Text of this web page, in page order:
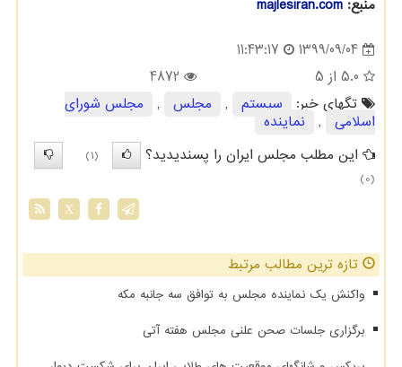
منبع: majlesiran.com
1399/09/04
11:43:17
5.0 از 5
4872
تگهای خبر:
سیستم , مجلس ,
مجلس شورای
اسلامی
,
نماینده
این مطلب مجلس ایران را پسندیدید؟
(1)
(0)
X
تازه ترین مطالب مرتبط
واکنش یک نماینده مجلس به توافق سه جانبه مکه
برگزاری جلسات صحن علنی مجلس هفته آتی